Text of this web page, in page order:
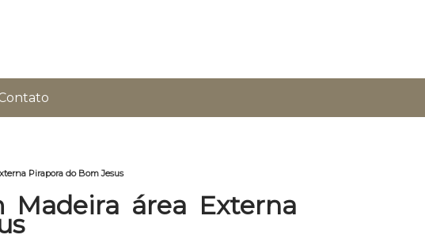
Pirapora do Bom Jesus
Madeira área Externa